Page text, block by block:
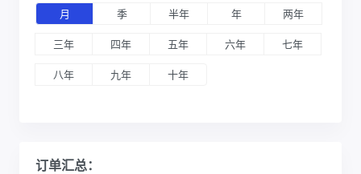
月 季 半年 年 两年
三年 四年 五年 六年 七年
八年 九年 十年
订单汇总：